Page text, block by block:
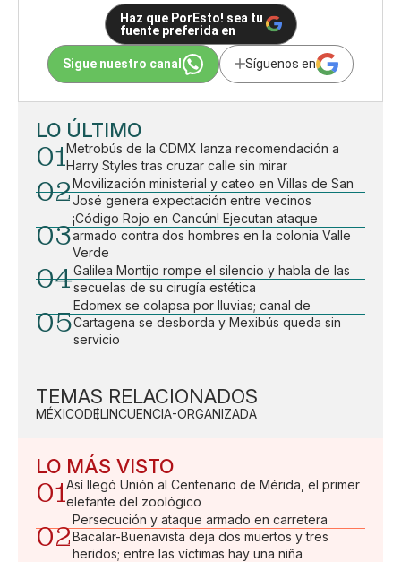
Haz que PorEsto! sea tu
fuente preferida en
Sigue nuestro canal Síguenos en
LO ÚLTIMO
01Metrobús de la CDMX lanza recomendación a
Harry Styles tras cruzar calle sin mirar
02Movilización ministerial y cateo en Villas de San
José genera expectación entre vecinos
03
¡Código Rojo en Cancún! Ejecutan ataque
armado contra dos hombres en la colonia Valle
Verde
04Galilea Montijo rompe el silencio y habla de las
secuelas de su cirugía estética
05
Edomex se colapsa por lluvias; canal de
Cartagena se desborda y Mexibús queda sin
servicio
TEMAS RELACIONADOS
MÉXICODELINCUENCIA-ORGANIZADA
LO MÁS VISTO
01Así llegó Unión al Centenario de Mérida, el primer
elefante del zoológico
02
Persecución y ataque armado en carretera
Bacalar-Buenavista deja dos muertos y tres
heridos; entre las víctimas hay una niña